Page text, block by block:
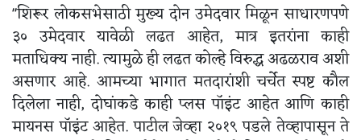
"शिरूर लोकसभेसाठी मुख्य दोन उमेदवार मिळून साधारणपणे
३० उमेदवार यावेळी लढत आहेत, मात्र इतरांना काही
मताधिक्य नाही. त्यामुळे ही लढत कोल्हे विरुद्ध अढळराव अशी
असणार आहे. आमच्या भागात मतदारांशी चर्चेत स्पष्ट कौल
दिलेला नाही, दोघांकडे काही प्लस पाॅइंट आहेत आणि काही
मायनस पॉइंट आहेत. पाटील जेव्हा २०१९ पडले तेव्हापासून ते